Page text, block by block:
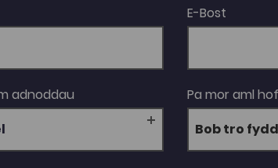
E-Bost
adnoddau
Pa mor aml